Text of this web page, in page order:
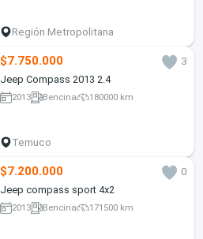
Región Metropolitana
$7.750.000
3
Jeep Compass 2013 2.4
2013 Bencina 180000 km
Temuco
$7.200.000
0
Jeep compass sport 4x2
2013 Bencina 171500 km